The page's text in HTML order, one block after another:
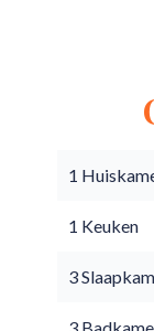
1
1 Keuken
3